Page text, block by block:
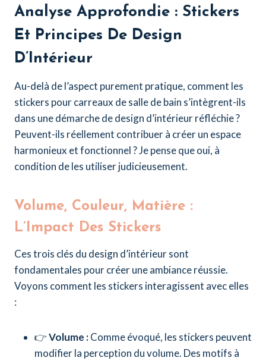
Analyse Approfondie : Stickers
Et Principes De Design
D’Intérieur
Au-delà de l’aspect purement pratique, comment les
stickers pour carreaux de salle de bain s’intègrent-ils
dans une démarche de design d’intérieur réfléchie ?
Peuvent-ils réellement contribuer à créer un espace
harmonieux et fonctionnel ? Je pense que oui, à
condition de les utiliser judicieusement.
Volume, Couleur, Matière :
L’Impact Des Stickers
Ces trois clés du design d’intérieur sont
fondamentales pour créer une ambiance réussie.
Voyons comment les stickers interagissent avec elles
:
👉Volume :Comme évoqué, les stickers peuvent
modifier la perception du volume. Des motifs à